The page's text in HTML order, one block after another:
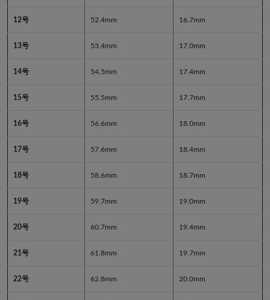
12号 52.4mm 16.7mm
13号 53.4mm 17.0mm
14号 54.5mm 17.4mm
15号 55.5mm 17.7mm
16号 56.6mm 18.0mm
17号 57.6mm 18.4mm
18号 58.6mm 18.7mm
19号 59.7mm 19.0mm
20号 60.7mm 19.4mm
21号 61.8mm 19.7mm
22号 62.8mm 20.0mm